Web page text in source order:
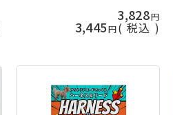
3,828
3,445 税込